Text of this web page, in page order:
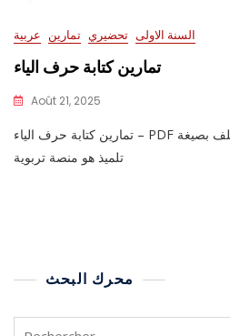
السنة الاولى تحضيري تمارين عربية
تمارين كتابة حرف الياء
Août 21, 2025
تمارين كتابة حرف الياء – PDF تحميل الملف بصيغة Partager موقع
تلميذ هو منصة تربوية
محرك البحث